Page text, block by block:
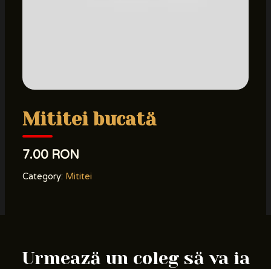
Mititei bucată
7.00 RON
Category: Mititei
Urmează un coleg să va ia